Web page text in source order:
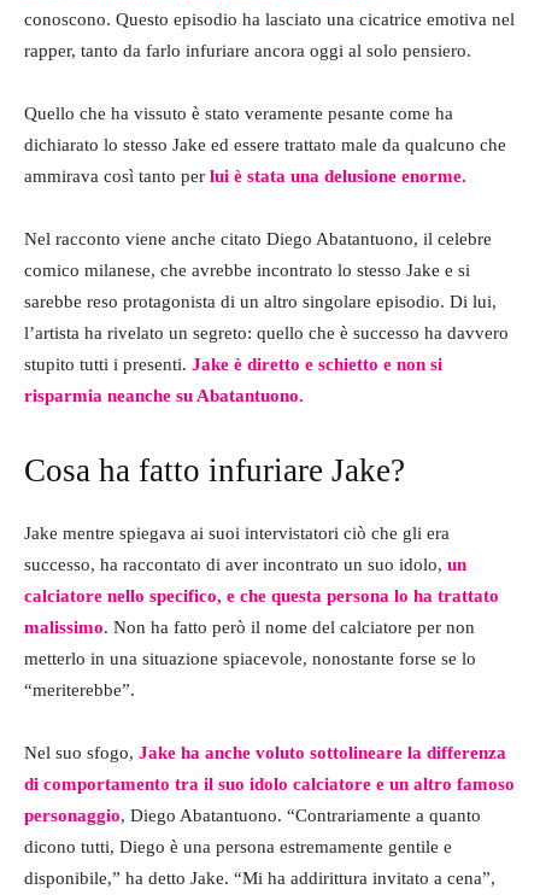
conoscono. Questo episodio ha lasciato una cicatrice emotiva nel
rapper, tanto da farlo infuriare ancora oggi al solo pensiero.
Quello che ha vissuto è stato veramente pesante come ha
dichiarato lo stesso Jake ed essere trattato male da qualcuno che
ammirava così tanto per lui è stata una delusione enorme.
Nel racconto viene anche citato Diego Abatantuono, il celebre
comico milanese, che avrebbe incontrato lo stesso Jake e si
sarebbe reso protagonista di un altro singolare episodio. Di lui,
l’artista ha rivelato un segreto: quello che è successo ha davvero
stupito tutti i presenti. Jake è diretto e schietto e non si
risparmia neanche su Abatantuono.
Cosa ha fatto infuriare Jake?
Jake mentre spiegava ai suoi intervistatori ciò che gli era
successo, ha raccontato di aver incontrato un suo idolo, un
calciatore nello specifico, e che questa persona lo ha trattato
malissimo. Non ha fatto però il nome del calciatore per non
metterlo in una situazione spiacevole, nonostante forse se lo
“meriterebbe”.
Nel suo sfogo, Jake ha anche voluto sottolineare la differenza
di comportamento tra il suo idolo calciatore e un altro famoso
personaggio, Diego Abatantuono. “Contrariamente a quanto
dicono tutti, Diego è una persona estremamente gentile e
disponibile,” ha detto Jake. “Mi ha addirittura invitato a cena”,